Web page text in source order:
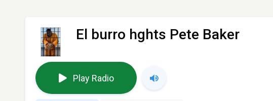
El burro hghts Pete Baker
Play Radio